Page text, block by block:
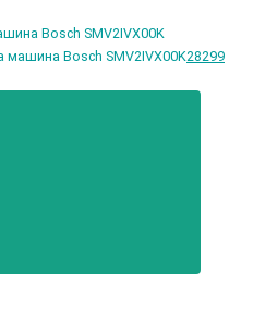
машина Bosch SMV2IVX00K28299